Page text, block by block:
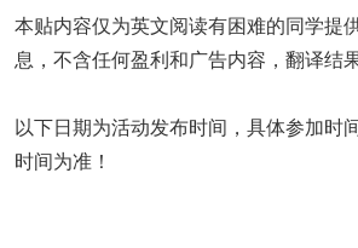
本贴内容仅为英文阅读有困难的同学提
息，不含任何盈利和广告内容，翻译结
以下日期为活动发布时间，具体参加时
时间为准！